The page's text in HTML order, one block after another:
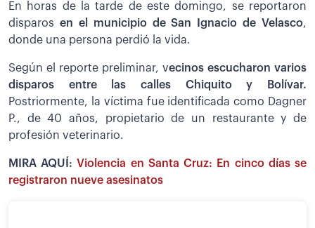
En horas de la tarde de este domingo, se reportaron
disparos en el municipio de San Ignacio de Velasco,
donde una persona perdió la vida.
Según el reporte preliminar, vecinos escucharon varios
disparos entre las calles Chiquito y Bolívar.
Postriormente, la víctima fue identificada como Dagner
P., de 40 años, propietario de un restaurante y de
profesión veterinario.
MIRA AQUÍ:Violencia en Santa Cruz: En cinco días se
registraron nueve asesinatos